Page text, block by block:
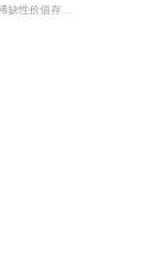
比特币核心用途集中在稀缺性价值存储、全球点对点支付结算、去中心化金融抵押、抗审查资产保全以